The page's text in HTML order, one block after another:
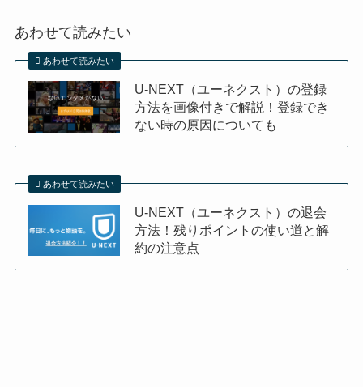
あわせて読みたい
あわせて読みたい
U-NEXT（ユーネクスト）の登録
方法を画像付きで解説！登録でき
ない時の原因についても
あわせて読みたい
U-NEXT（ユーネクスト）の退会
方法！残りポイントの使い道と解
約の注意点